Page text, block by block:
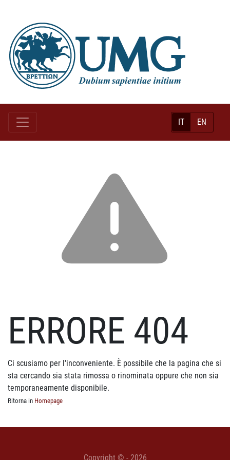
IT EN
ERRORE 404
Ci scusiamo per l'inconveniente. È possibile che la pagina che si
sta cercando sia stata rimossa o rinominata oppure che non sia
temporaneamente disponibile.
Ritorna in Homepage
Copyright © - 2026